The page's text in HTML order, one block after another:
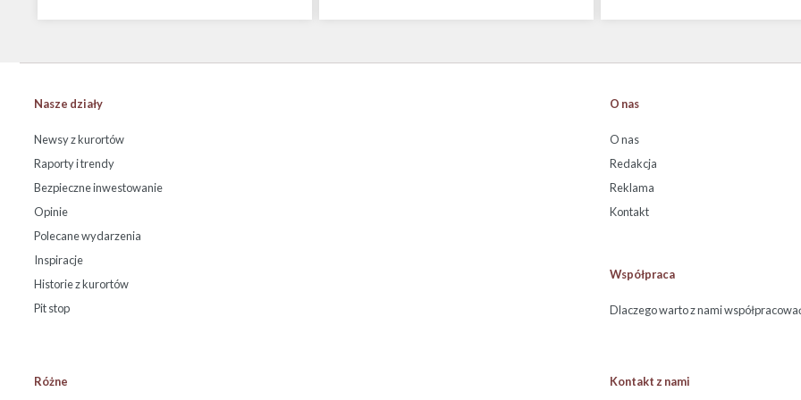
Nasze działy
Newsy z kurortów
Raporty i trendy
Bezpieczne inwestowanie
Opinie
Polecane wydarzenia
Inspiracje
Historie z kurortów
Pit stop
O nas
O nas
Redakcja
Reklama
Kontakt
Współpraca
Dlaczego warto z nami
Różne Kontakt z nami